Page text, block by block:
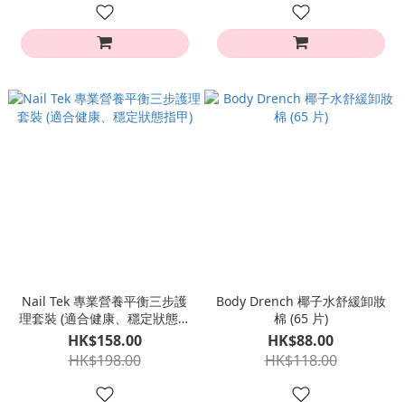
Nail Tek 專業營養平衡三步護
理套裝 (適合健康、穩定狀態指
甲)
HK$158.00
HK$198.00
Body Drench 椰子水舒緩卸妝
棉 (65 片)
HK$88.00
HK$118.00